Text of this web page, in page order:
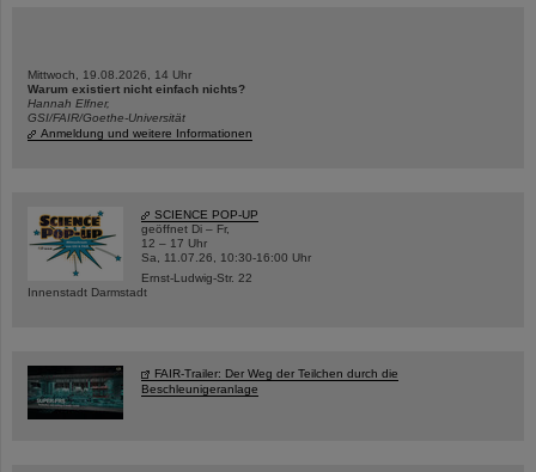
Mittwoch, 19.08.2026, 14 Uhr
Warum existiert nicht einfach nichts?
Hannah Elfner,
GSI/FAIR/Goethe-Universität
Anmeldung und weitere Informationen
SCIENCE POP-UP
geöffnet Di – Fr,
12 – 17 Uhr
Sa, 11.07.26, 10:30-16:00 Uhr
Ernst-Ludwig-Str. 22
Innenstadt Darmstadt
FAIR-Trailer: Der Weg der Teilchen durch die
Beschleunigeranlage